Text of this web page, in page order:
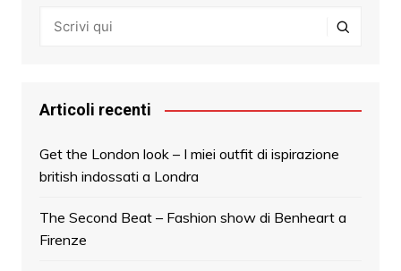
Articoli recenti
Get the London look – I miei outfit di ispirazione
british indossati a Londra
The Second Beat – Fashion show di Benheart a
Firenze